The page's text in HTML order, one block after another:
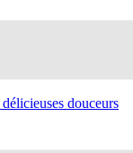
douceurs